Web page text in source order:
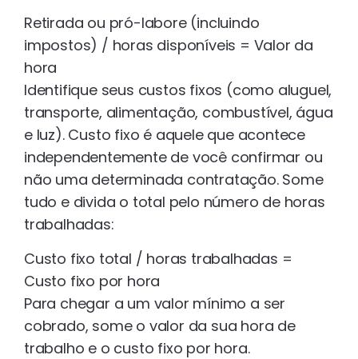
Retirada ou pró-labore (incluindo
impostos) / horas disponíveis = Valor da
hora
Identifique seus custos fixos (como aluguel,
transporte, alimentação, combustível, água
e luz). Custo fixo é aquele que acontece
independentemente de você confirmar ou
não uma determinada contratação. Some
tudo e divida o total pelo número de horas
trabalhadas:
Custo fixo total / horas trabalhadas =
Custo fixo por hora
Para chegar a um valor mínimo a ser
cobrado, some o valor da sua hora de
trabalho e o custo fixo por hora.